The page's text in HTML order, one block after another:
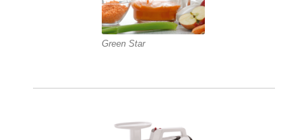
Green Star